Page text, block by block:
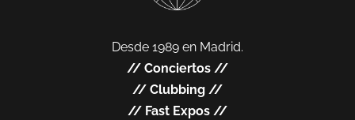
Desde 1989 en Madrid.
// Conciertos //
// Clubbing //
// Fast Expos //